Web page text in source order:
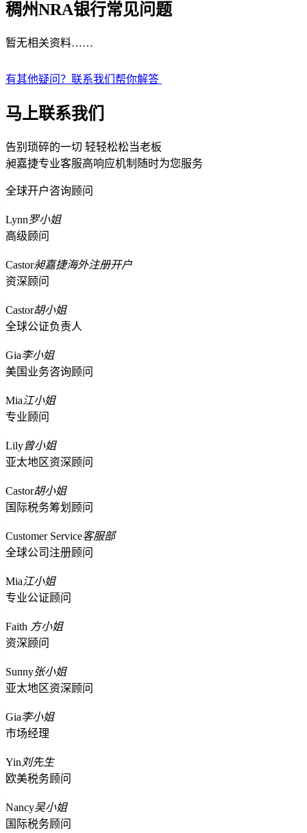
稠州NRA银行常见问题
暂无相关资料……
有其他疑问？联系我们帮你解答
马上联系我们
告别琐碎的一切 轻轻松松当老板
昶嘉捷专业客服高响应机制随时为您服务
全球开户咨询顾问
Lynn罗小姐
高级顾问
Castor昶嘉捷海外注册开户
资深顾问
Castor胡小姐
全球公证负责人
Gia李小姐
美国业务咨询顾问
Mia江小姐
专业顾问
Lily曾小姐
亚太地区资深顾问
Castor胡小姐
国际税务筹划顾问
Customer Service客服部
全球公司注册顾问
Mia江小姐
专业公证顾问
Faith 方小姐
资深顾问
Sunny张小姐
亚太地区资深顾问
Gia李小姐
市场经理
Yin 刘先生
欧美税务顾问
Nancy吴小姐
国际税务顾问